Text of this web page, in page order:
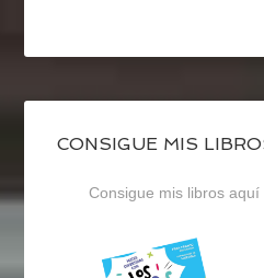
CONSIGUE MIS
Consigue mis libros